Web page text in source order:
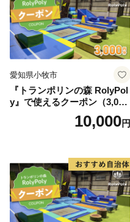
愛知県小牧市
『トランポリンの森 RolyPol
y』で使えるクーポン（3,000
10,000円